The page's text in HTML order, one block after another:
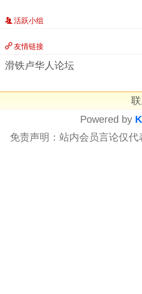
活跃小组
友情链接
滑铁卢华人论坛
Powered by
免责声明：站内会员言论仅